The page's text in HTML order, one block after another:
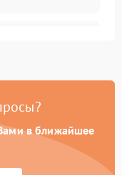
Подробнее →
в ближайшее